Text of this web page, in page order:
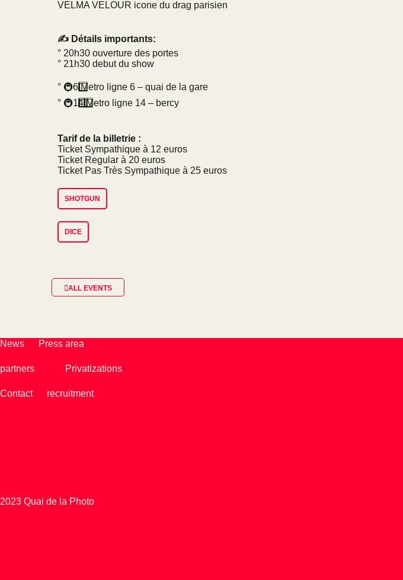
VELMA VELOUR icone du drag parisien
✍ Détails importants:
° 20h30 ouverture des portes
° 21h30 debut du show
°🚇6️Metro ligne 6 – quai de la gare
°🚇1️ 4️Metro ligne 14 – bercy
Tarif de la billetrie :
Ticket Sympathique à 12 euros
Ticket Regular à 20 euros
Ticket Pas Très Sympathique à 25 euros
SHOTGUN
DICE
ALL EVENTS
News Press area
partners Privatizations
Contact recruitment
2023 Quai de la Photo